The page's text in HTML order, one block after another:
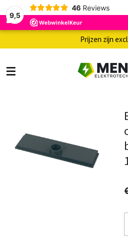
9,5
46 Reviews
Prijzen zijn